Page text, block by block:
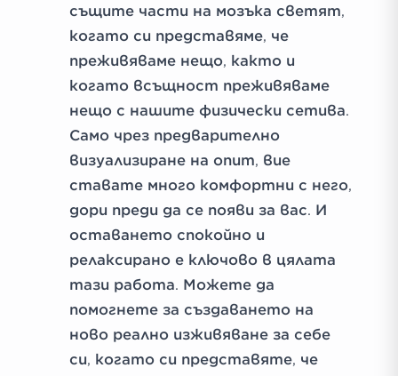
същите части на мозъка светят,
когато си представяме, че
преживяваме нещо, както и
когато всъщност преживяваме
нещо с нашите физически сетива.
Само чрез предварително
визуализиране на опит, вие
ставате много комфортни с него,
дори преди да се появи за вас. И
оставането спокойно и
релаксирано е ключово в цялата
тази работа. Можете да
помогнете за създаването на
ново реално изживяване за себе
си, когато си представяте, че